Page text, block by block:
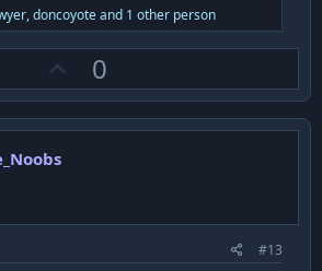
,doncoyoteand 1 other person
p
v
0
#13